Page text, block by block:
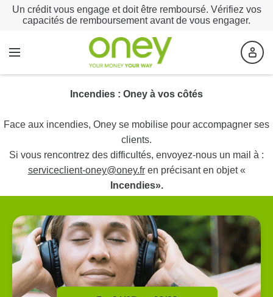
Un crédit vous engage et doit être remboursé. Vérifiez vos
capacités de remboursement avant de vous engager.
Incendies : Oney à vos côtés
Face aux incendies, Oney se mobilise pour accompagner ses
clients.
Si vous rencontrez des difficultés, envoyez-nous un mail à :
serviceclient-oney@oney.fren précisant en objet «
Incendies».